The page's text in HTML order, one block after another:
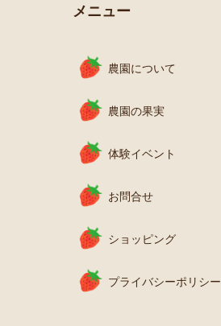
メニュー
農園について
農園の果実
体験イベント
お問合せ
ショッピング
プライバシーポリシー